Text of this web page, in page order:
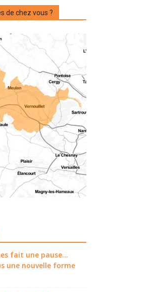
de chez vous ?
fait une pause...
une nouvelle forme